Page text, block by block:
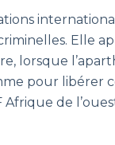
Elle
lorsque
pour libérer
Afrique de